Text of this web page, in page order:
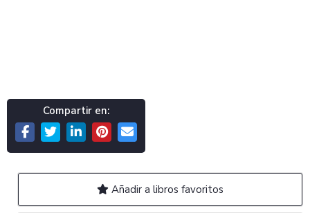
Compartir en:
Añadir a libros favoritos